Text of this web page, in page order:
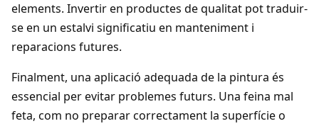
elements. Invertir en productes de qualitat pot traduir-
se en un estalvi significatiu en manteniment i
reparacions futures.
Finalment, una aplicació adequada de la pintura és
essencial per evitar problemes futurs. Una feina mal
feta, com no preparar correctament la superfície o